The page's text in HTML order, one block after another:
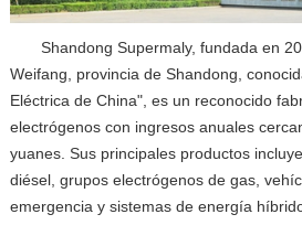
Shandong Supermaly, fundada en
Weifang, provincia de Shandong,
Eléctrica de China", es un reconocido
electrógenos con ingresos anuales
yuanes. Sus principales productos
diésel, grupos electrógenos de gas,
emergencia y sistemas de energía